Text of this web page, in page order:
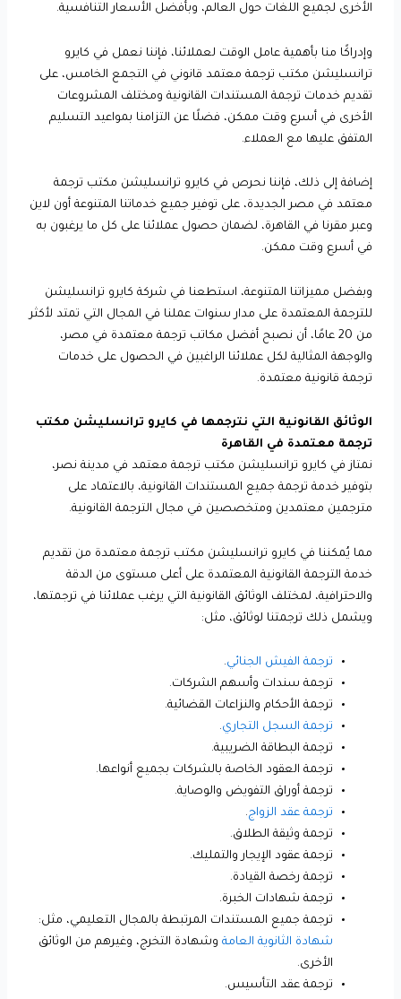
الأخرى لجميع اللغات حول العالم، وبأفضل الأسعار التنافسية.
وإدراكًا منا بأهمية عامل الوقت لعملائنا، فإننا نعمل في كايرو
ترانسليشن مكتب ترجمة معتمد قانوني في التجمع الخامس، على
تقديم خدمات ترجمة المستندات القانونية ومختلف المشروعات
الأخرى في أسرع وقت ممكن، فضلًا عن التزامنا بمواعيد التسليم
المتفق عليها مع العملاء.
إضافة إلى ذلك، فإننا نحرص في كايرو ترانسليشن مكتب ترجمة
معتمد في مصر الجديدة، على توفير جميع خدماتنا المتنوعة أون لاين
وعبر مقرنا في القاهرة، لضمان حصول عملائنا على كل ما يرغبون به
في أسرع وقت ممكن.
وبفضل مميزاتنا المتنوعة، استطعنا في شركة كايرو ترانسليشن
للترجمة المعتمدة على مدار سنوات عملنا في المجال التي تمتد لأكثر
من 20 عامًا، أن نصبح أفضل مكاتب ترجمة معتمدة في مصر،
والوجهة المثالية لكل عملائنا الراغبين في الحصول على خدمات
ترجمة قانونية معتمدة.
الوثائق القانونية التي نترجمها في كايرو ترانسليشن مكتب
ترجمة معتمدة في القاهرة
نمتاز في كايرو ترانسليشن مكتب ترجمة معتمد في مدينة نصر،
بتوفير خدمة ترجمة جميع المستندات القانونية، بالاعتماد على
مترجمين معتمدين ومتخصصين في مجال الترجمة القانونية.
مما يُمكننا في كايرو ترانسليشن مكتب ترجمة معتمدة من تقديم
خدمة الترجمة القانونية المعتمدة على أعلى مستوى من الدقة
والاحترافية، لمختلف الوثائق القانونية التي يرغب عملائنا في ترجمتها،
ويشمل ذلك ترجمتنا لوثائق، مثل:
ترجمة الفيش الجنائي.
ترجمة سندات وأسهم الشركات.
ترجمة الأحكام والنزاعات القضائية.
ترجمة السجل التجاري.
ترجمة البطاقة الضريبية.
ترجمة العقود الخاصة بالشركات بجميع أنواعها.
ترجمة أوراق التفويض والوصاية.
ترجمة عقد الزواج.
ترجمة وثيقة الطلاق.
ترجمة عقود الإيجار والتمليك.
ترجمة رخصة القيادة.
ترجمة شهادات الخبرة.
ترجمة جميع المستندات المرتبطة بالمجال التعليمي، مثل:
شهادة الثانوية العامة وشهادة التخرج، وغيرهم من الوثائق
الأخرى.
ترجمة عقد التأسيس.